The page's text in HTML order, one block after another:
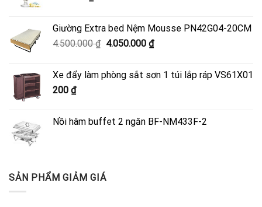
Giường Extra bed Nệm Mousse PN42G04-20CM
4.500.000₫ Giá
4.500.000 ₫.
4.050.000 ₫Giá
là:
Xe đẩy làm phòng sắt sơn 1 túi lắp ráp VS61X01
200 ₫
Nồi hâm buffet 2 ngăn BF-NM433F-2
SẢN PHẨM GIẢM GIÁ